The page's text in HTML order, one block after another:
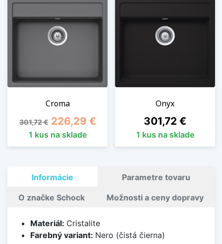
Croma
Základná cena
301,72 € Cena
226,29 €
1 kus na sklade
Onyx
Cena
301,72 €
1 kus na sklade
Informácie Parametre tovaru
O značke Schock Možnosti a ceny dopravy
Materiál: Cristalite
Farebný variant: Nero (čistá čierna)